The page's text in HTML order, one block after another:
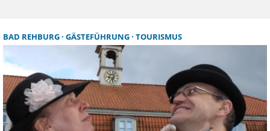
BAD REHBURG GÄSTEFÜHRUNG TOURISMUS